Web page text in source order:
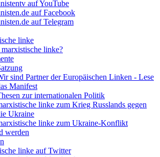
auf YouTube
auf Facebook
auf Telegram
linke
linke?
sind Partner der Europäischen Linken - Lese
Manifest
zur internationalen Politik
linke zum Krieg Russlands gegen
Ukraine
linke zum Ukraine-Konflikt
werden
linke auf Twitter